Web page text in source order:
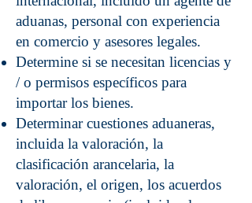
aduanas, personal con experiencia
en comercio y asesores legales.
Determine si se necesitan licencias y
/ o permisos específicos para
importar los bienes.
Determinar cuestiones aduaneras,
incluida la valoración, la
clasificación arancelaria, la
valoración, el origen, los acuerdos